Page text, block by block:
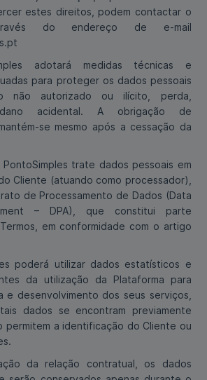
estes direitos, podem contactar o
do endereço de e-mail
adotará medidas técnicas e
para proteger os dados pessoais
não autorizado ou ilícito, perda,
acidental. A obrigação de
se mesmo após a cessação da
trate dados pessoais em
Cliente (atuando como processador),
de Processamento de Dados (Data
– DPA), que constitui parte
em conformidade com o artigo
poderá utilizar dados estatísticos e
da utilização da Plataforma para
e desenvolvimento dos seus serviços,
dados se encontram previamente
permitem a identificação do Cliente ou
da relação contratual, os dados